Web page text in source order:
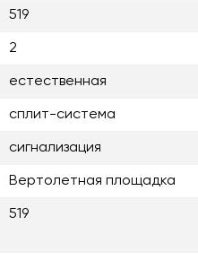
519
2
естественная
сплит-система
сигнализация
Вертолетная площадка
519